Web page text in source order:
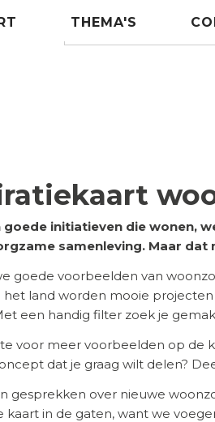
Zoeken
THEMA'S
initiatieven die wonen,
samenleving. Maar
goede voorbeelden van
het land worden mooie
een handig filter zoek je
voor meer voorbeelden op de
dat je graag wilt delen?
gesprekken over nieuwe
kaart in de gaten, want we